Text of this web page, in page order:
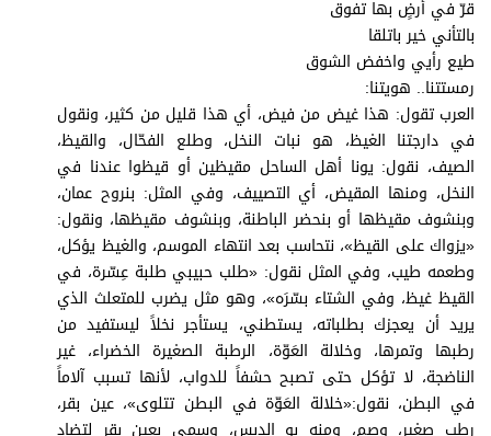
قرّ في أرضٍ بها تفوق
بالتأني خير باتلقا
طيع رأيي واخفض الشوق
رمستتنا.. هويتنا:
العرب تقول: هذا غيض من فيض، أي هذا قليل من كثير، ونقول
في دارجتنا الغيظ، هو نبات النخل، وطلع الفحّال، والقيظ،
الصيف، نقول: يونا أهل الساحل مقيظين أو قيظوا عندنا في
النخل، ومنها المقيض، أي التصييف، وفي المثل: بنروح عمان،
وبنشوف مقيظها أو بنحضر الباطنة، وبنشوف مقيظها، ونقول:
«يزواك على القيظ»، نتحاسب بعد انتهاء الموسم، والغيظ يؤكل،
وطعمه طيب، وفي المثل نقول: «طلب حبيبي طلبة عِسّرة، في
القيظ غيظ، وفي الشتاء بسّرَه»، وهو مثل يضرب للمتعلث الذي
يريد أن يعجزك بطلباته، يستطني، يستأجر نخلاً ليستفيد من
رطبها وتمرها، وخلالة العَوّة، الرطبة الصغيرة الخضراء، غير
الناضجة، لا تؤكل حتى تصبح حشفاً للدواب، لأنها تسبب آلاماً
في البطن، نقول:«خلالة العَوّة في البطن تتلوى»، عين بقر،